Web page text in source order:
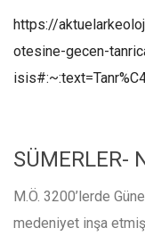
https://
otesine-gecen-
SÜMERLER-
M.Ö. 3200’lerde
medeniyet inşa etmiş